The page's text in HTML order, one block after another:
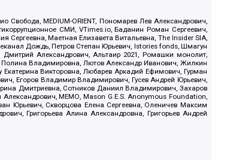
Свобода, MEDIUM-ORIENT, Пономарев Лев Александрович,
СМИ, VTimes.io, Баданин Роман Сергеевич,
Маетная Елизавета Витальевна, The Insider SIA,
Дождь, Петров Степан Юрьевич, Istories fonds, Шмагун
Александрович, Альтаир 2021, Ромашки монолит,
Полина Владимировна, Лютов Александр Иванович, Жилкин
Викторовна, Любарев Аркадий Ефимович, Гурман
Егоров Владимир Владимирович, Гусев Андрей Юрьевич,
Дмитриевна, Сотников Даниил Владимирович, Захаров
МЕМО, Mason G.E.S. Anonymous Foundation,
Юрьевич, Скворцова Елена Сергеевна, Оленичев Максим
Григорьева Алина Александровна, Григорьев Андрей